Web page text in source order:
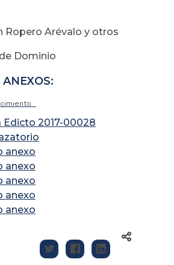
Ropero Arévalo y otros
Dominio
2017-00028
anexo
anexo
anexo
anexo
anexo